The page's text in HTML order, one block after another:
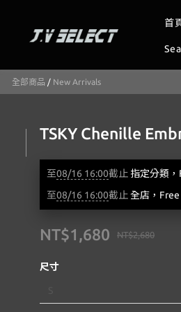
首
全部商品 / New Arrivals
TSKY Chenille
至08/16 16:00截止 指定分類，
至08/16 16:00截止全店，
NT$2,680
NT$1,680
尺寸